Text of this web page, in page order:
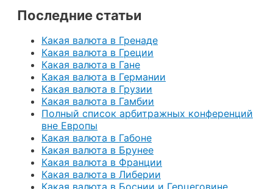
Последние статьи
Какая валюта в Гренаде
Какая валюта в Греции
Какая валюта в Гане
Какая валюта в Германии
Какая валюта в Грузии
Какая валюта в Гамбии
Полный список арбитражных конференций
вне Европы
Какая валюта в Габоне
Какая валюта в Брунее
Какая валюта в Франции
Какая валюта в Либерии
Какая валюта в Боснии и Герцеговине